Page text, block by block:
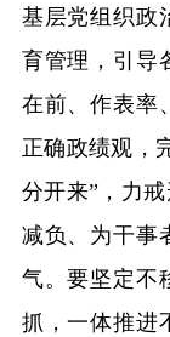
基层党组织政
育管理，引导
在前、作表率
正确政绩观，
分开来”，力
减负、为干事
气。要坚定不
抓，一体推进